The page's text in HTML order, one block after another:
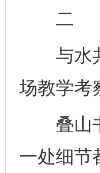
二
与水共
场教学考
叠山书
一处细节